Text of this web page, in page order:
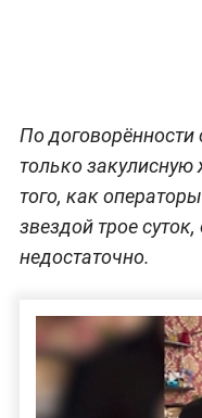
По
только
того, как
звездой трое
недостаточно.